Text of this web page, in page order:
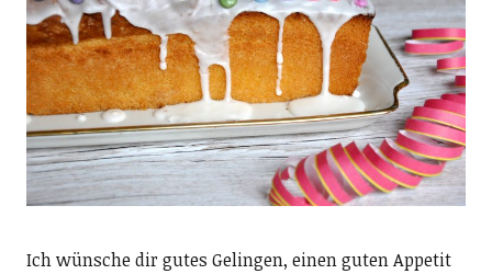
Ich wünsche dir gutes Gelingen, einen guten Appetit